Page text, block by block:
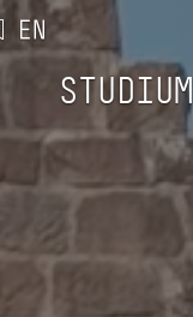
STUDIUM